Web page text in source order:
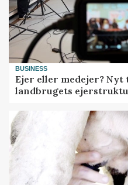
BUSINESS
Ejer eller medejer?
landbrugets